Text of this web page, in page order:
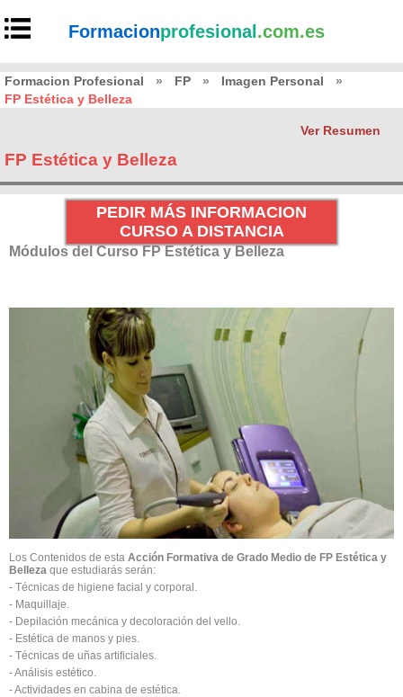
Formacionprofesional .com.es
Formacion Profesional » FP » Imagen Personal
»
FP Estética y Belleza
Ver Resumen
FP Estética y Belleza
PEDIR MÁS INFORMACION
CURSO A DISTANCIA
Módulos del Curso FP Estética y Belleza
Los Contenidos de esta Acción Formativa de Grado Medio de FP Estética y
Belleza que estudiarás serán:
- Técnicas de higiene facial y corporal.
- Maquillaje.
- Depilación mecánica y decoloración del vello.
- Estética de manos y pies.
- Técnicas de uñas artificiales.
- Análisis estético.
- Actividades en cabina de estética.